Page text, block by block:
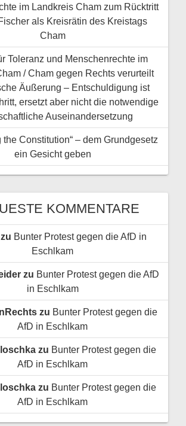
im Landkreis Cham zum Rücktritt
als Kreisrätin des Kreistags
Cham
Toleranz und Menschenrechte im
/ Cham gegen Rechts verurteilt
Äußerung – Entschuldigung ist
ersetzt aber nicht die notwendige
Auseinandersetzung
the Constitution“ – dem Grundgesetz
ein Gesicht geben
KOMMENTARE
zu Bunter Protest gegen die AfD in
Eschlkam
zu Bunter Protest gegen die AfD
in Eschlkam
zu Bunter Protest gegen die
AfD in Eschlkam
zu Bunter Protest gegen die
AfD in Eschlkam
zu Bunter Protest gegen die
AfD in Eschlkam